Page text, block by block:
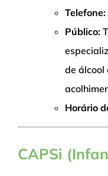
Telefone:
Público:
de álcool
Horário
CAPSi